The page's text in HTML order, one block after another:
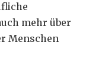
mehr über
Menschen